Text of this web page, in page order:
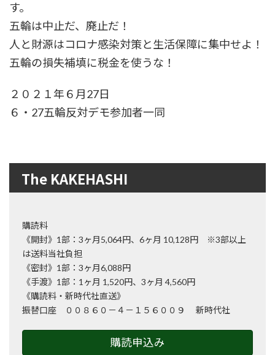
す。
五輪は中止だ、廃止だ！
人と財源はコロナ感染対策と生活保障に集中せよ！
五輪の損失補填に税金を使うな！
２０２１年６月27日
６・27五輪反対デモ参加者一同
The KAKEHASHI
購読料
《開封》1部：3ヶ月5,064円、6ヶ月 10,128円 ※3部以上
は送料当社負担
《密封》1部：3ヶ月6,088円
《手渡》1部：1ヶ月 1,520円、3ヶ月 4,560円
《購読料・新時代社直送》
振替口座 ００８６０－４－１５６００９ 新時代社
購読申込み